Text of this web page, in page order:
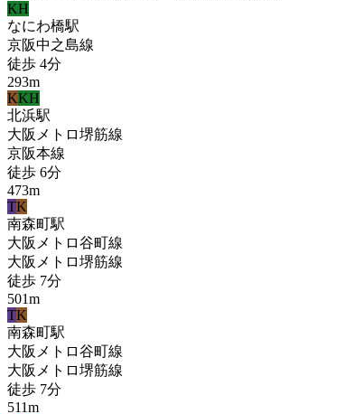
KH
なにわ橋駅
京阪中之島線
徒歩 4分
293m
KKH
北浜駅
大阪メトロ堺筋線
京阪本線
徒歩 6分
473m
TK
南森町駅
大阪メトロ谷町線
大阪メトロ堺筋線
徒歩 7分
501m
TK
南森町駅
大阪メトロ谷町線
大阪メトロ堺筋線
徒歩 7分
511m